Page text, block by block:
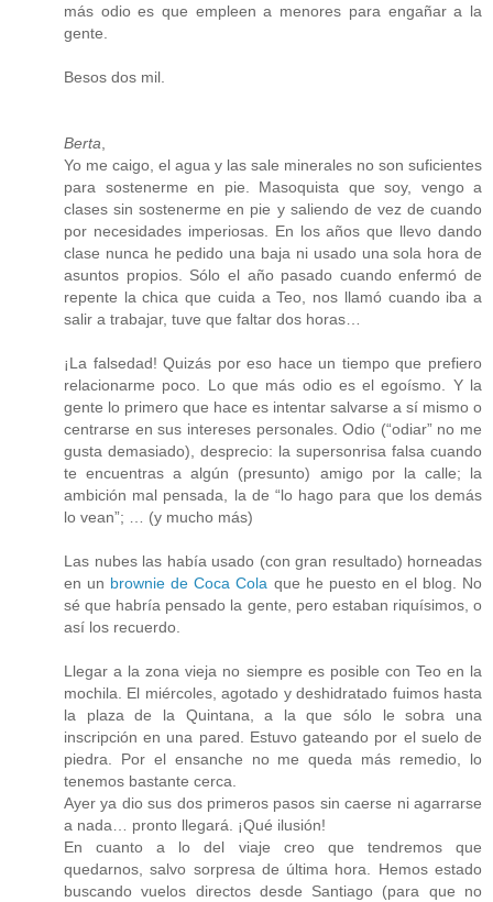
más odio es que empleen a menores para engañar a la
gente.
Besos dos mil.
Berta,
Yo me caigo, el agua y las sale minerales no son suficientes
para sostenerme en pie. Masoquista que soy, vengo a
clases sin sostenerme en pie y saliendo de vez de cuando
por necesidades imperiosas. En los años que llevo dando
clase nunca he pedido una baja ni usado una sola hora de
asuntos propios. Sólo el año pasado cuando enfermó de
repente la chica que cuida a Teo, nos llamó cuando iba a
salir a trabajar, tuve que faltar dos horas…
¡La falsedad! Quizás por eso hace un tiempo que prefiero
relacionarme poco. Lo que más odio es el egoísmo. Y la
gente lo primero que hace es intentar salvarse a sí mismo o
centrarse en sus intereses personales. Odio (“odiar” no me
gusta demasiado), desprecio: la supersonrisa falsa cuando
te encuentras a algún (presunto) amigo por la calle; la
ambición mal pensada, la de “lo hago para que los demás
lo vean”; … (y mucho más)
Las nubes las había usado (con gran resultado) horneadas
en un brownie de Coca Cola que he puesto en el blog. No
sé que habría pensado la gente, pero estaban riquísimos, o
así los recuerdo.
Llegar a la zona vieja no siempre es posible con Teo en la
mochila. El miércoles, agotado y deshidratado fuimos hasta
la plaza de la Quintana, a la que sólo le sobra una
inscripción en una pared. Estuvo gateando por el suelo de
piedra. Por el ensanche no me queda más remedio, lo
tenemos bastante cerca.
Ayer ya dio sus dos primeros pasos sin caerse ni agarrarse
a nada… pronto llegará. ¡Qué ilusión!
En cuanto a lo del viaje creo que tendremos que
quedarnos, salvo sorpresa de última hora. Hemos estado
buscando vuelos directos desde Santiago (para que no